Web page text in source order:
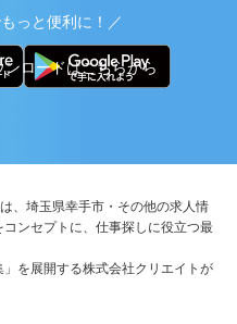
っと便利に！／
ンロードはこちらから
、埼玉県幸手市・その他の求人情
ンセプトに、仕事探しに役立つ最
を展開する株式会社クリエイトが